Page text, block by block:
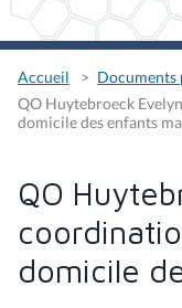
Accueil
Documents
QO Huytebroeck
domicile des enfants
QO
domicile